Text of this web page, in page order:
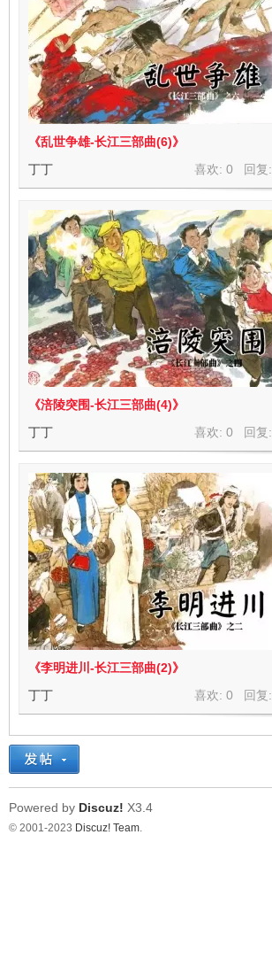
《乱世争雄-长江三部曲(6)》
喜欢: 0 回复:
丁丁
《涪陵突围-长江三部曲(4)》
喜欢: 0 回复:
丁丁
《李明进川-长江三部曲(2)》
喜欢: 0 回复:
丁丁
Powered by Discuz! X3.4
© 2001-2023 Discuz! Team.